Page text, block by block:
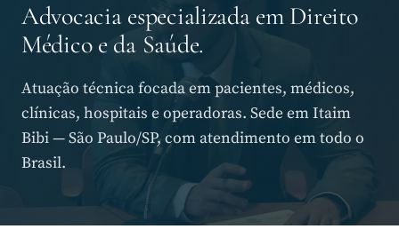
Advocacia especializada em Direito
Médico e da Saúde.
Atuação técnica focada em pacientes, médicos,
clínicas, hospitais e operadoras. Sede em Itaim
Bibi — São Paulo/SP, com atendimento em todo o
Brasil.